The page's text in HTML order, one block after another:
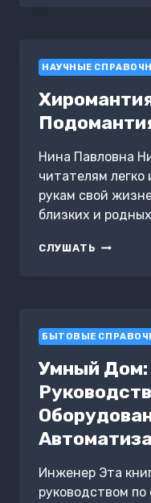
НАУЧНЫЕ
Нина Павловна
читателям легко
рукам свой
близких и
СЛУШАТЬ
БЫТОВЫЕ
Умный Дом:
Инженер Эта
руководством